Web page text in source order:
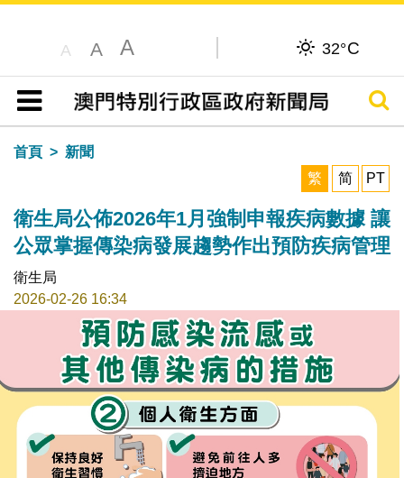
A A A 32°C
目錄
搜尋
首頁
新聞
繁
简 PT
衛生局公佈2026年1月強制申報疾病數據 讓
公眾掌握傳染病發展趨勢作出預防疾病管理
衛生局
2026-02-26 16:34